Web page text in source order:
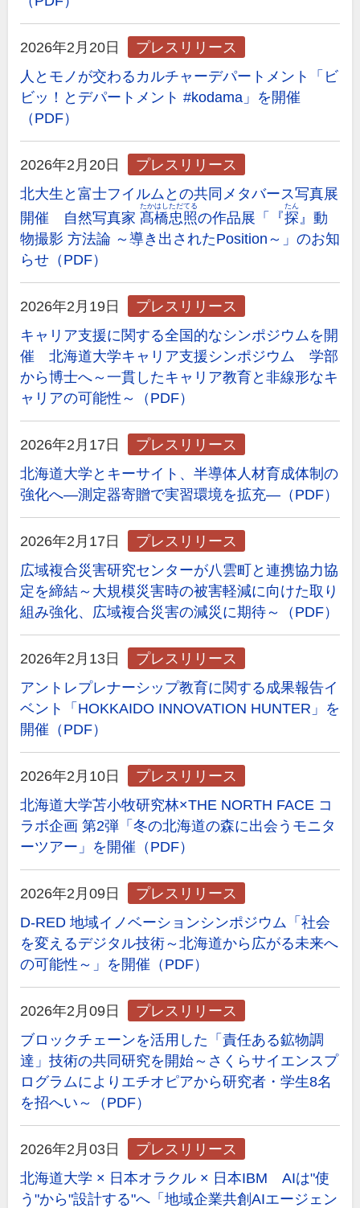
2026年2月20日
プレスリリース
人とモノが交わるカルチャーデパートメント「ビ
ビッ！とデパートメント #kodama」を開催
（PDF）
2026年2月20日
プレスリリース
北大生と富士フイルムとの共同メタバース写真展
開催 自然写真家 髙橋忠照
たかはしただてる
の作品展「『探
たん
』動
物撮影 方法論 ～導き出されたPosition～」のお知
らせ（PDF）
2026年2月19日
プレスリリース
キャリア支援に関する全国的なシンポジウムを開
催 北海道大学キャリア支援シンポジウム 学部
から博士へ～一貫したキャリア教育と非線形なキ
ャリアの可能性～（PDF）
2026年2月17日
プレスリリース
北海道大学とキーサイト、半導体人材育成体制の
強化へ―測定器寄贈で実習環境を拡充―（PDF）
2026年2月17日
プレスリリース
広域複合災害研究センターが八雲町と連携協力協
定を締結～大規模災害時の被害軽減に向けた取り
組み強化、広域複合災害の減災に期待～（PDF）
2026年2月13日
プレスリリース
アントレプレナーシップ教育に関する成果報告イ
ベント「HOKKAIDO INNOVATION HUNTER」を
開催（PDF）
2026年2月10日
プレスリリース
北海道大学苫小牧研究林×THE NORTH FACE コ
ラボ企画 第2弾「冬の北海道の森に出会うモニタ
ーツアー」を開催（PDF）
2026年2月09日
プレスリリース
D-RED 地域イノベーションシンポジウム「社会
を変えるデジタル技術～北海道から広がる未来へ
の可能性～」を開催（PDF）
2026年2月09日
プレスリリース
ブロックチェーンを活用した「責任ある鉱物調
達」技術の共同研究を開始～さくらサイエンスプ
ログラムによりエチオピアから研究者・学生8名
を招へい～（PDF）
2026年2月03日
プレスリリース
北海道大学 × 日本オラクル × 日本IBM AIは"使
う"から"設計する"へ「地域企業共創AIエージェン